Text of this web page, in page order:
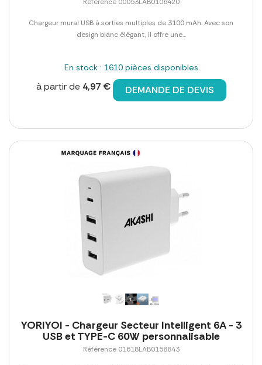
Chargeur mural USB à sorties multiples de 3100 mAh. Avec son
design blanc élégant, il offre une...
En stock : 1610 pièces disponibles
à partir de 4,97 € DEMANDE DE DEVIS
YORIYOI - Chargeur Secteur Intelligent 6A - 3
USB et TYPE-C 60W personnalisable
Référence 01618LAB0158843